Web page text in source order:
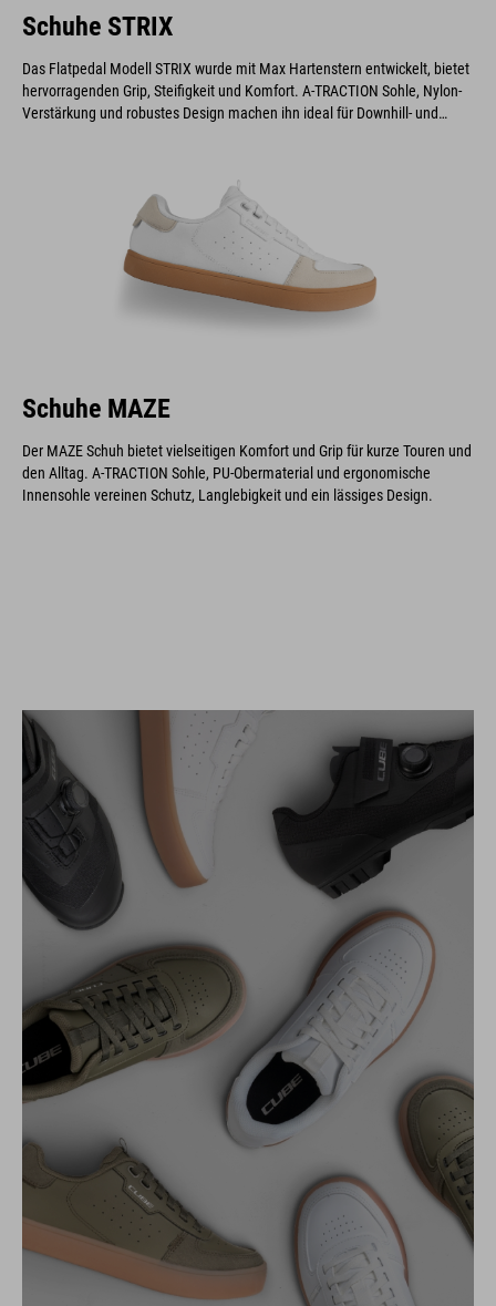
Schuhe STRIX
Das Flatpedal Modell STRIX wurde mit Max Hartenstern entwickelt, bietet
hervorragenden Grip, Steifigkeit und Komfort. A-TRACTION Sohle, Nylon-
Verstärkung und robustes Design machen ihn ideal für Downhill- und
Schuhe MAZE
Der MAZE Schuh bietet vielseitigen Komfort und Grip für kurze Touren und
den Alltag. A-TRACTION Sohle, PU-Obermaterial und ergonomische
Innensohle vereinen Schutz, Langlebigkeit und ein lässiges Design.